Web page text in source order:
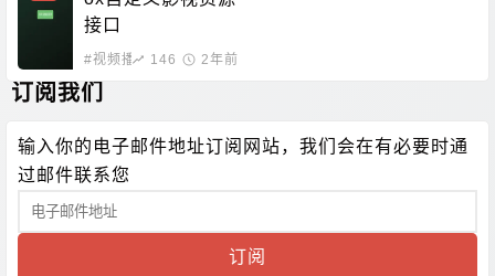
接口
#视频播放 146 2年前
订阅我们
输入你的电子邮件地址订阅网站，我们会在有必要时通
过邮件联系您
订阅